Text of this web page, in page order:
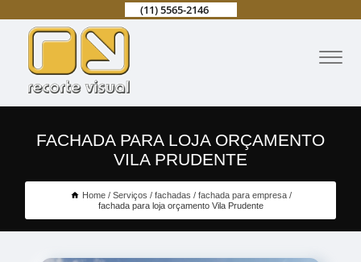
(11) 5565-2146
FACHADA PARA LOJA ORÇAMENTO
VILA PRUDENTE
Home Serviços fachadas
fachada para empresa
fachada para loja orçamento Vila Prudente